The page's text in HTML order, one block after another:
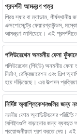
প্রদর্শনী আমন্ত্রণ পত্র
প্রিয় স্যার বা ম্যাডাম,
এক্সপোসেন্ট্রে ফেয়ারগ্রাউন্ডস,
আমন্ত্রণ জানিয়েছে। এই
দেখাব, যার
পলিউরেথেন (পিইউ) অনমনীয় ফেনা
নির্মাণ, রেফ্রিজারেশন এবং শিল্প
হয়ে দাঁড়িয়েছে। এর উত্পাদন প্রক্রিয়া
নির্দিষ্ট অ্যাপ্লিকেশনগুলির জন্য
নমনীয় ফোম অ্যাডিটিভসের
বৈশিষ্ট্যগুলি বাড়ানোর জন্য ব্যবহৃত
প্রয়োজনীয়তা পূরণ করতে দেয়।